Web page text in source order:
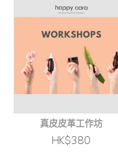
真皮皮革工作坊
HK$380